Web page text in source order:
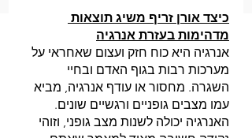
כיצד אורן זריף משיג תוצאות
מדהימות בעזרת אנרגיה
אנרגיה היא כוח חזק ועצום שאחראי על
מערכות רבות בגוף האדם ובחיי
השגרה. מחסור או עודף אנרגיה, מביא
עמו מצבים גופניים ורגשיים שונים.
האנרגיה יכולה לשנות מצב גופני, וזוהי